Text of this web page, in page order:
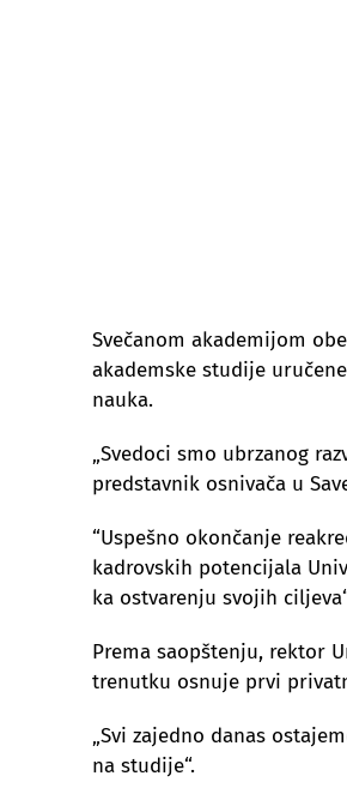
Svečanom akademijom
akademske studije
nauka.
„Svedoci smo ubrzanog
predstavnik osnivača u
“Uspešno okončanje
kadrovskih potencijala
ka ostvarenju svojih
Prema saopštenju, rektor
trenutku osnuje prvi
„Svi zajedno danas
na studije“.